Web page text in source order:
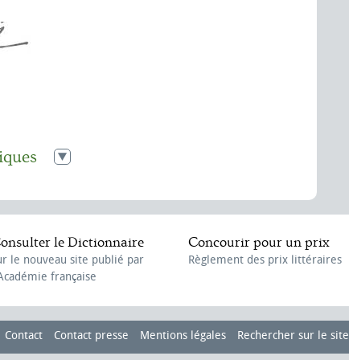
novembre 1907
Richepin, le 18 février 1909
Bossuet à Metz,
le Dictionnaire
le nouveau site publié par
française
Concourir pour un prix
Règlement des prix littéraires
Contact Contact presse Mentions légales Rechercher sur le site